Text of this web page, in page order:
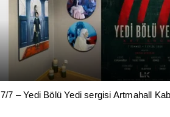
7/7 – Yedi Bölü Yedi sergisi Artmahall